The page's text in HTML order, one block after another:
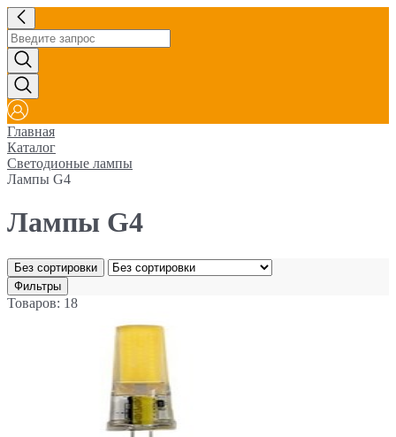
Главная
Каталог
Светодионые лампы
Лампы G4
Лампы G4
Без сортировки
Фильтры
Товаров: 18